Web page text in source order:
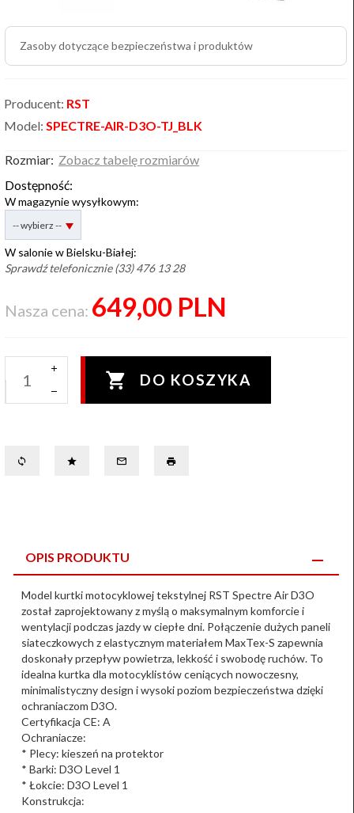
Zasoby dotyczące bezpieczeństwa i produktów
Producent: RST
Model: SPECTRE-AIR-D3O-TJ_BLK
Rozmiar: Zobacz tabelę rozmiarów
Dostępność:
W magazynie wysyłkowym:
-- wybierz --
W salonie w Bielsku-Białej:
Sprawdź telefonicznie (33) 476 13 28
Nasza cena: 649,00 PLN
DO KOSZYKA
OPIS PRODUKTU
Model kurtki motocyklowej tekstylnej RST Spectre Air D3O
został zaprojektowany z myślą o maksymalnym komforcie i
wentylacji podczas jazdy w ciepłe dni. Połączenie dużych paneli
siateczkowych z elastycznym materiałem MaxTex-S zapewnia
doskonały przepływ powietrza, lekkość i swobodę ruchów. To
idealna kurtka dla motocyklistów ceniących nowoczesny,
minimalistyczny design i wysoki poziom bezpieczeństwa dzięki
ochraniaczom D3O.
Certyfikacja CE: A
Ochraniacze:
* Plecy: kieszeń na protektor
* Barki: D3O Level 1
* Łokcie: D3O Level 1
Konstrukcja: